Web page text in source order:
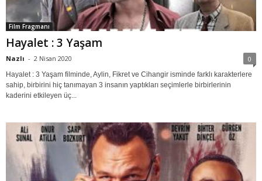
Film Fragmanı
Hayalet : 3 Yaşam
Nazlı - 2 Nisan 2020 0
Hayalet : 3 Yaşam filminde, Aylin, Fikret ve Cihangir isminde farklı karakterlere
sahip, birbirini hiç tanımayan 3 insanın yaptıkları seçimlerle birbirlerinin
kaderini etkileyen üç...